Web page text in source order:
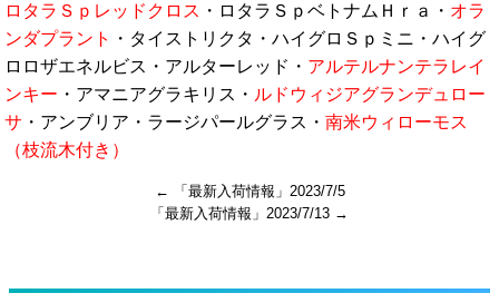
ロタラＳｐレッドクロス ・ロタラＳｐベトナムＨｒａ・ オラ
ンダプラント
・タイストリクタ・ハイグロＳｐミニ・ハイグ
ロロザエネルビス・アルターレッド・ アルテルナンテラレイ
ンキー ・アマニアグラキリス・ ルドウィジアグランデュロー
サ ・アンブリア・ラージパールグラス・南米ウィローモス
（枝流木付き）
←
「最新入荷情報」2023/7/5
「最新入荷情報」2023/7/13 →